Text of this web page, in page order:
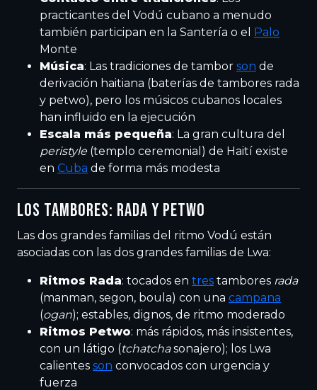
practicantes del Vodú cubano a menudo
también participan en la Santería o el Palo
Monte
Música: Las tradiciones de tambor son de
derivación haitiana (baterías de tambores rada
y petwo), pero los músicos cubanos locales
han influido en la ejecución
Escala más pequeña: La gran cultura del
peristyle(templo ceremonial) de Haití existe
en Cuba de forma más modesta
LOS TAMBORES: RADA Y PETWO
Las dos grandes familias del ritmo Vodú están
asociadas con las dos grandes familias de Lwa:
Ritmos Rada: tocados en tres tambores rada
(manman, segon, boula) con una campana
(ogan); estables, dignos, de ritmo moderado
Ritmos Petwo: más rápidos, más insistentes,
con un látigo (tchatchasonajero); los Lwa
calientes son convocados con urgencia y
fuerza